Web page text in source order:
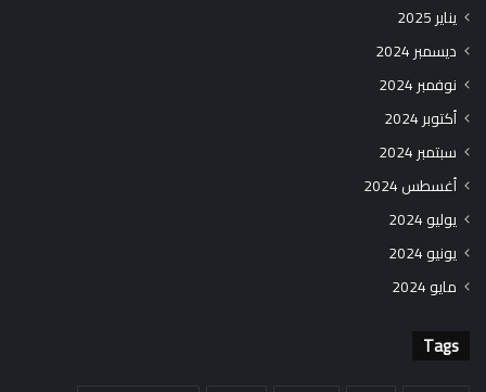
يناير 2025
ديسمبر 2024
نوفمبر 2024
أكتوبر 2024
سبتمبر 2024
أغسطس 2024
يوليو 2024
يونيو 2024
مايو 2024
Tags